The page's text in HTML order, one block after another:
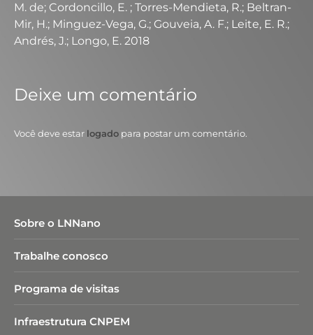
M. de; Cordoncillo, E. ; Torres-Mendieta, R.; Beltran-
Mir, H.; Minguez-Vega, G.; Gouveia, A. F.; Leite, E. R.;
Andrés, J.; Longo, E. 2018
Deixe um comentário
Você deve estar logado para postar um comentário.
Sobre o LNNano
Trabalhe conosco
Programa de visitas
Infraestrutura CNPEM